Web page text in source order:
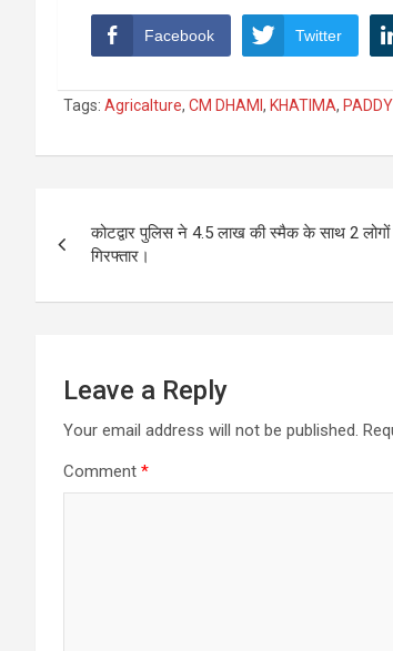
Facebook Twitter
Tags: Agricalture, CM DHAMI , KHATIMA,
navigation
कोटद्वार पुलिस ने 4.5 लाख की स्मैक के साथ 2 लोगों
गिरफ्तार।
Leave a Reply
Your email address will not be published.
Comment *